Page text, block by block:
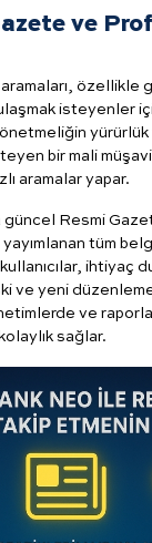
ve
özellikle
isteyenler
bir mali
aramalar yapar.
güncel Resmi
tüm
ihtiyaç
ve yeni
ve
sağlar.